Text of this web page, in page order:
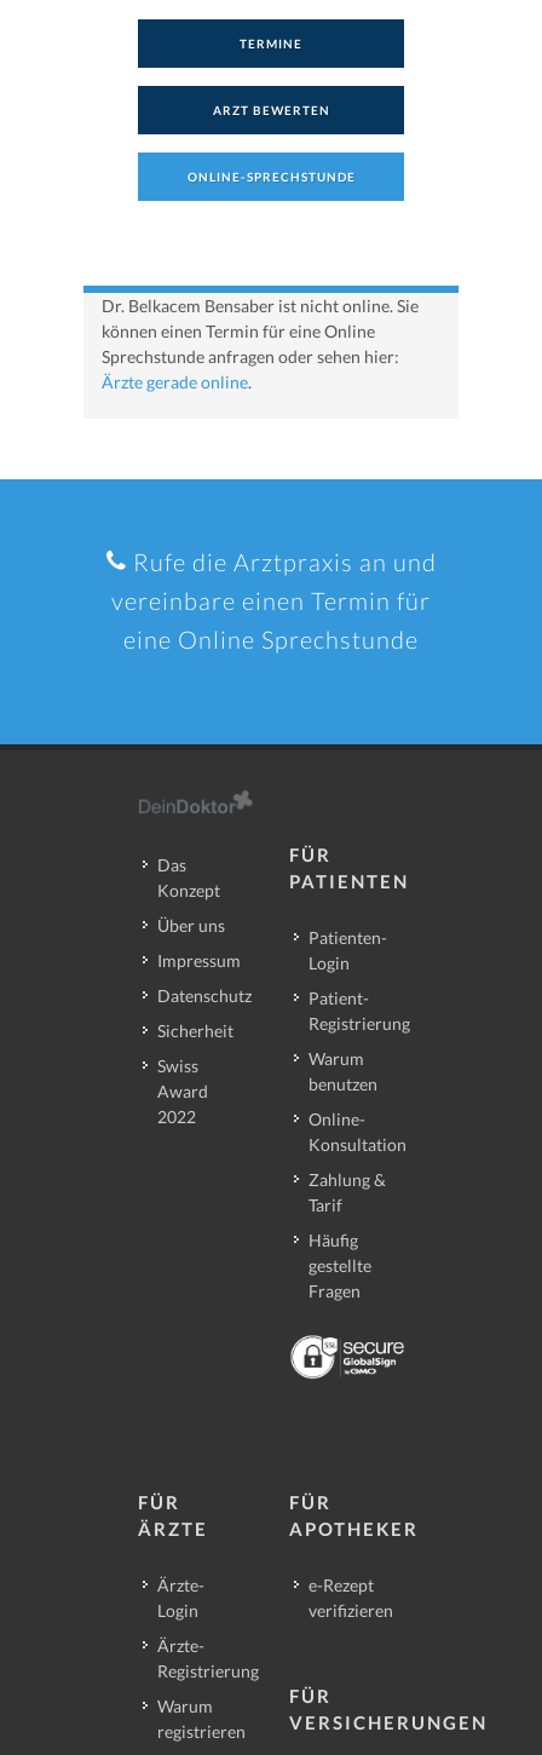
TERMINE
ARZT BEWERTEN
ONLINE-SPRECHSTUNDE
Dr. Belkacem Bensaber ist nicht online. Sie
können einen Termin für eine Online
Sprechstunde anfragen oder sehen hier:
Ärzte gerade online.
Rufe die Arztpraxis an und
vereinbare einen Termin für
eine Online Sprechstunde
Das
Konzept
Über uns
Impressum
Datenschutz
Sicherheit
Swiss
Award
2022
FÜR
PATIENTEN
Patienten-
Login
Patient-
Registrierung
Warum
benutzen
Online-
Konsultation
Zahlung &
Tarif
Häufig
gestellte
Fragen
FÜR
ÄRZTE
Ärzte-
Login
Ärzte-
Registrierung
Warum
registrieren
FÜR
APOTHEKER
e-Rezept
verifizieren
FÜR
VERSICHERUNGEN